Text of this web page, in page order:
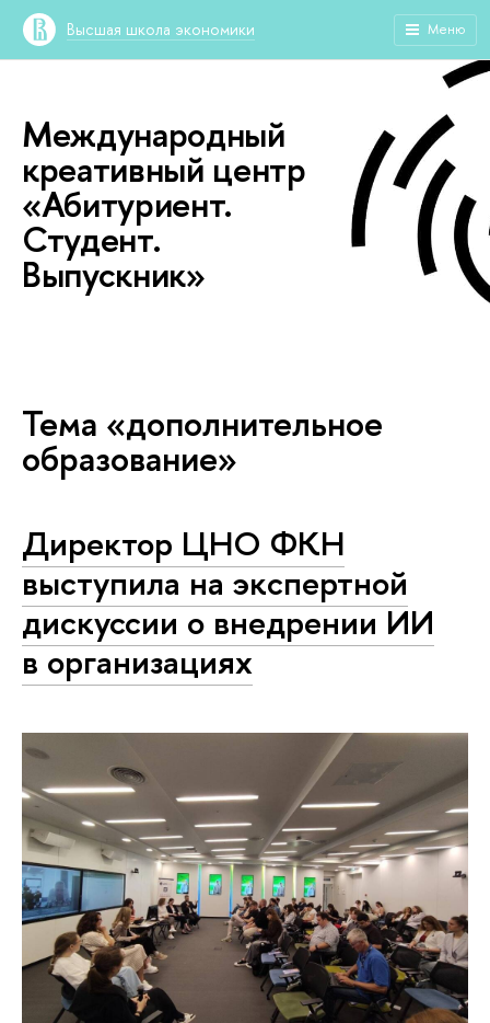
Высшая школа экономики Меню
Международный
креативный центр
«Абитуриент.
Студент.
Выпускник»
Тема «дополнительное
образование»
Директор ЦНО ФКН
выступила на экспертной
дискуссии о внедрении ИИ
в организациях